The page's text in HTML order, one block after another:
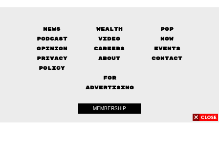
News Wealth
Pop
Podcast
Video
Now
Opinion
Careers
Events
Privacy
Policy
About Contact
FOR
ADVERTISING
MEMBERSHIP